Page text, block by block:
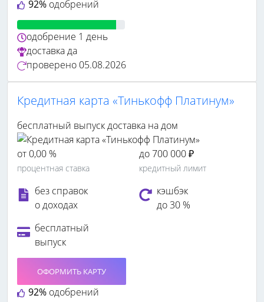
92% одобрений
одобрение 1 день
доставкада
проверено 05.08.2026
Кредитная карта «Тинькофф Платинум»
бесплатный выпускдоставка на дом
от 0,00 %
процентная ставка
до 700 000 ₽
кредитный лимит
без справок
о доходах
кэшбэк
до 30 %
бесплатный
выпуск
92% одобрений
ОФОРМИТЬ КАРТУ